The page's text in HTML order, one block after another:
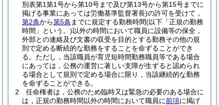
別表第1第1号から第10号まで及び第13号から第15号までに
掲げる事業にあっては労働基準監督署長)の許可を受けて，
第2条から第5条 までに規定する勤務時間(以下「正規の勤務
時間」という。)以外の時間において職員に設備等の保全，
外部との連絡及び文書の収受を目的とする勤務その他の規
則で定める断続的な勤務をすることを命ずることができ
る。 ただし，当該職員が育児短時間勤務職員等である場合
にあっては，公務の運営に著しい支障が生ずると認められ
る場合として規則で定める場合に限り，当該継続的な勤務
を命ずることができる。
2
任命権者は，公務のため臨時又は緊急の必要のある場合に
は，正規の勤務時間以外の時間において職員に前項に掲げ